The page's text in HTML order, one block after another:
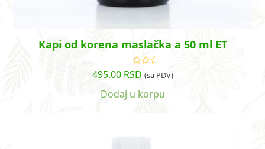
Kapi od korena maslačka a 50 ml ET
Ocenjeno
sa5.00od
495.00 RSD (sa PDV)
Dodaj u korpu